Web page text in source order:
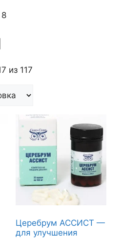
из 117
Церебрум АССИСТ —
для улучшения